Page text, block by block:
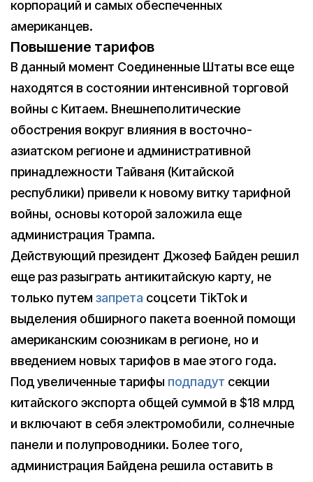
корпораций и самых обеспеченных
американцев.
Повышение тарифов
В данный момент Соединенные Штаты все еще
находятся в состоянии интенсивной торговой
войны с Китаем. Внешнеполитические
обострения вокруг влияния в восточно-
азиатском регионе и административной
принадлежности Тайваня (Китайской
республики) привели к новому витку тарифной
войны, основы которой заложила еще
администрация Трампа.
Действующий президент Джозеф Байден решил
еще раз разыграть антикитайскую карту, не
только путем запрета соцсети TikTok и
выделения обширного пакета военной помощи
американским союзникам в регионе, но и
введением новых тарифов в мае этого года.
Под увеличенные тарифы подпадут секции
китайского экспорта общей суммой в $18 млрд
и включают в себя электромобили, солнечные
панели и полупроводники. Более того,
администрация Байдена решила оставить в